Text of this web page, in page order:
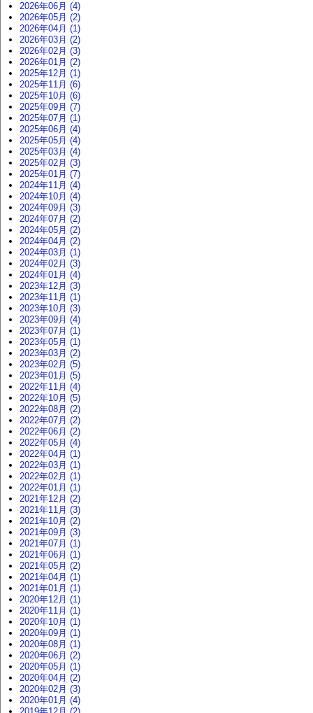
2026年06月 (4)
2026年05月 (2)
2026年04月 (1)
2026年03月 (2)
2026年02月 (3)
2026年01月 (2)
2025年12月 (1)
2025年11月 (6)
2025年10月 (6)
2025年09月 (7)
2025年07月 (1)
2025年06月 (4)
2025年05月 (4)
2025年03月 (4)
2025年02月 (3)
2025年01月 (7)
2024年11月 (4)
2024年10月 (4)
2024年09月 (3)
2024年07月 (2)
2024年05月 (2)
2024年04月 (2)
2024年03月 (1)
2024年02月 (3)
2024年01月 (4)
2023年12月 (3)
2023年11月 (1)
2023年10月 (3)
2023年09月 (4)
2023年07月 (1)
2023年05月 (1)
2023年03月 (2)
2023年02月 (5)
2023年01月 (5)
2022年11月 (4)
2022年10月 (5)
2022年08月 (2)
2022年07月 (2)
2022年06月 (2)
2022年05月 (4)
2022年04月 (1)
2022年03月 (1)
2022年02月 (1)
2022年01月 (1)
2021年12月 (2)
2021年11月 (3)
2021年10月 (2)
2021年09月 (3)
2021年07月 (1)
2021年06月 (1)
2021年05月 (2)
2021年04月 (1)
2021年01月 (1)
2020年12月 (1)
2020年11月 (1)
2020年10月 (1)
2020年09月 (1)
2020年08月 (1)
2020年06月 (2)
2020年05月 (1)
2020年04月 (2)
2020年02月 (3)
2020年01月 (4)